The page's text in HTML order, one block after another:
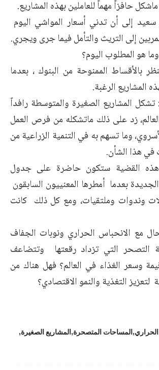
حافزاً مهماً للعاملين بهذه المشاريع.
إلى أن تدني أسعار المواشي اليوم
إلى التريث والتأمل فيما جرى ويجري.
هو المطلوب اليوم؟
بالأقساط الممنوحة من البنوك ، بعدما
المشاريع الرغبة.
تشكل المشاريع الصغيرة والمتوسطة رافداً
زد على ذلك ماتشكله من فرص العمل
وما تسهم به في التنمية الزراعية من
في هذا الشأن.
هذه القضية ستكون حاضرة على جدول
بعدما أمطرها المعنييون السابقون
وندوات وملتقيات، ومع كل ذلك كانت
مع الانحباس الحراري ونوبات الجفاف
التصحر التي تزداد رقعتها وتتضاعف
وسعر الغذاء في العالم؟ فهل هناك من
لتعزيز التغذية والنمو الاقتصادي؟
المساحات المتصحرة المشاريع الصغيرة